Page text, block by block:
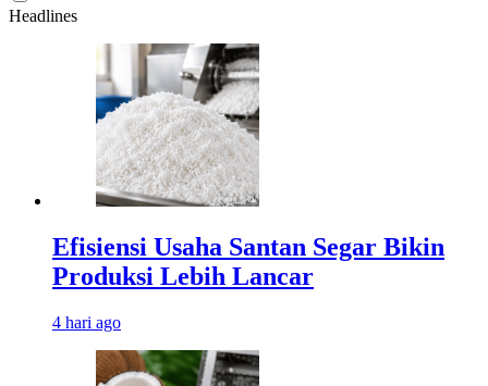
Headlines
Efisiensi Usaha Santan Segar Bikin
Produksi Lebih Lancar
4 hari ago